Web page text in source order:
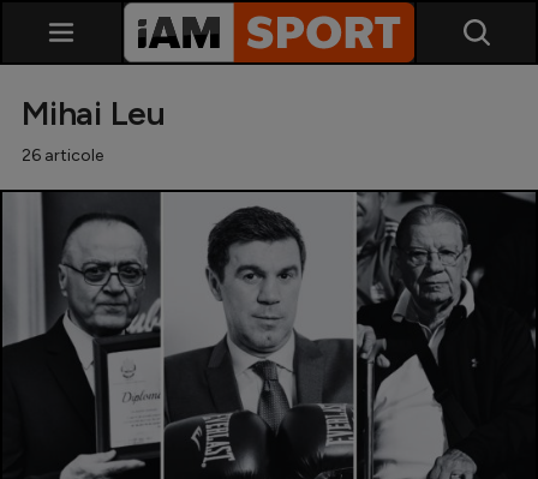
SuperLiga
Liga 2
Cupa României
Echipa Națională
Mihai Leu
26 articole